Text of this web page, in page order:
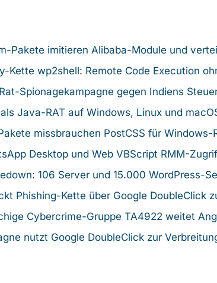
Pakete imitieren Alibaba-Module und
Kette wp2shell: Remote Code Execution
Spionagekampagne gegen Indiens
Java-RAT auf Windows, Linux und
missbrauchen PostCSS für Windows-
Desktop und Web VBScript RMM-
106 Server und 15.000 WordPress-
Phishing-Kette über Google DoubleClick
Cybercrime-Gruppe TA4922 weitet
nutzt Google DoubleClick zur